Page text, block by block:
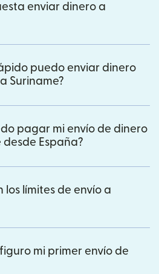
enviar dinero a
puedo enviar dinero
Suriname?
pagar mi envío de dinero
desde España?
los límites de envío a
mi primer envío de